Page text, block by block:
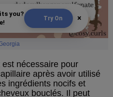
you?
Try On ×
est nécessaire pour
après avoir utilisé
ingrédients nocifs et
bouclés. Il peut